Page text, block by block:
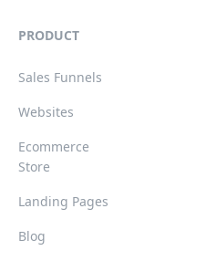
PRODUCT
Sales Funnels
Websites
Ecommerce
Store
Landing Pages
Blog